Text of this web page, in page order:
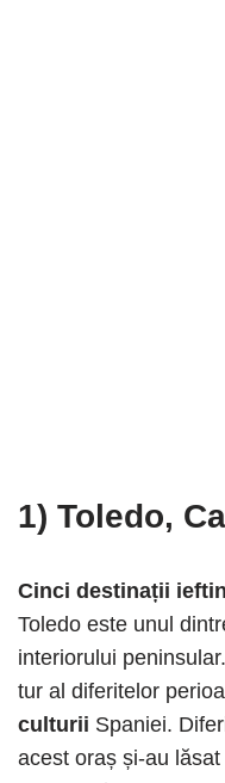
1) Toledo,
Cinci destinații
Toledo este unul
interiorului
tur al diferitelor
culturii Spaniei.
acest oraș și-au